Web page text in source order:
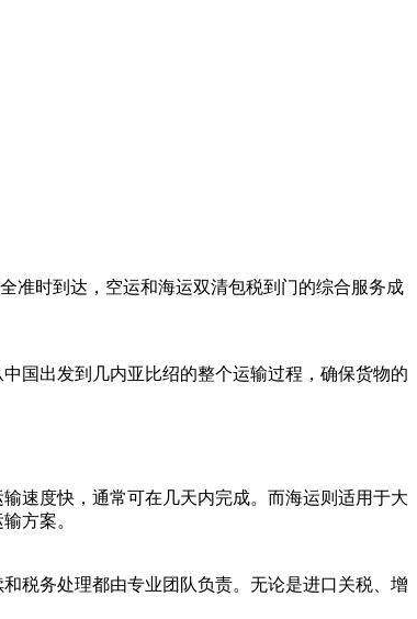
准时到达，空运和海运双清包税到门的综合服务成
国出发到几内亚比绍的整个运输过程，确保货物的
速度快，通常可在几天内完成。而海运则适用于大
方案。
税务处理都由专业团队负责。无论是进口关税、增